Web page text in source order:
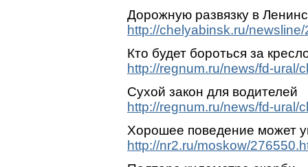
Дорожную развязку в
http://chelyabinsk.ru/
Кто будет бороться за
http://regnum.ru/news/fd-ural/
Сухой закон для водителей
http://regnum.ru/news/fd-ural/
Хорошее поведение может
http://nr2.ru/moskow/